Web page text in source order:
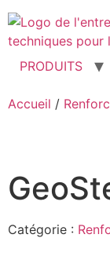
Aller
au
contenu
PRODUITS
Accueil /
Catégorie :